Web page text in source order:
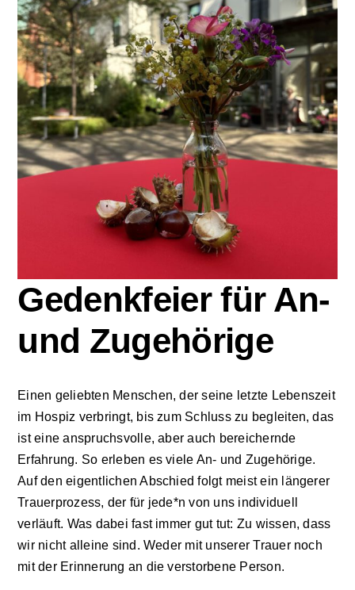
Zu Gast im Hospiz
Ambulanter Hospizberatungsdienst
Trauerarbeit
Engagement
Hospiz am Deich
Stiftung Hamburger Hospiz
Kontakt
Stellenangebote und Praktika
Gedenkfeier für An-
und Zugehörige
Einen geliebten Menschen, der seine letzte Lebenszeit
im Hospiz verbringt, bis zum Schluss zu begleiten, das
ist eine anspruchsvolle, aber auch bereichernde
Erfahrung. So erleben es viele An- und Zugehörige.
Auf den eigentlichen Abschied folgt meist ein längerer
Trauerprozess, der für jede*n von uns individuell
verläuft. Was dabei fast immer gut tut: Zu wissen, dass
wir nicht alleine sind. Weder mit unserer Trauer noch
mit der Erinnerung an die verstorbene Person.